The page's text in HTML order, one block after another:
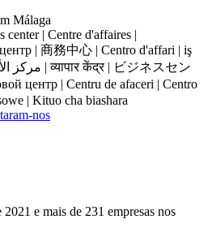
Málaga
center | Centre d'affaires |
| 商務中心 | Centro d'affari | iş
центр | Centru de afaceri | Centro
| Kituo cha biashara
nos
e mais de 231 empresas nos